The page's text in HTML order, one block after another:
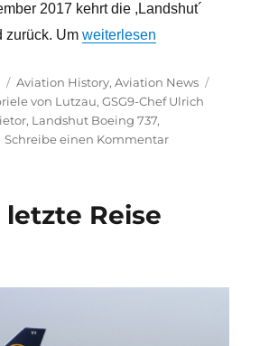
2017 kehrt die ,Landshut´
zurück. Um„Die ,Landshut´ – Ein
weiterlesen
Kategorien
Aviation History,Aviation News
von Lutzau,GSG9-Chef Ulrich
, Landshut Boeing 737,
Schreibe einen Kommentarzu
Geschichte
letzte Reise